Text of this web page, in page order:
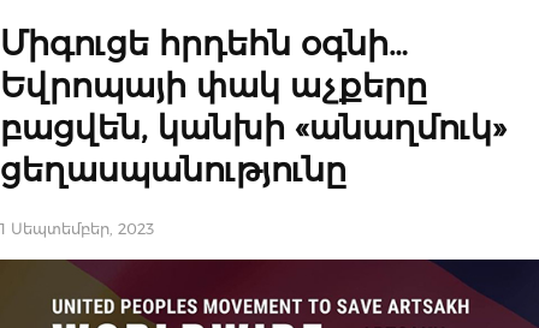
Միգուցե հրդեհն օգնի…
Եվրոպայի փակ աչքերը
բացվեն, կանխի «անաղմուկ»
ցեղասպանությունը
1 Սեպտեմբեր, 2023